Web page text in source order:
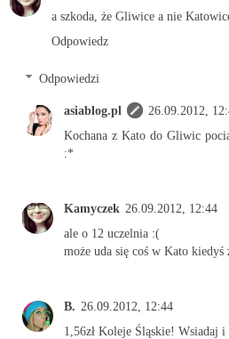
a szkoda, że Gliwice a nie
Odpowiedz
Odpowiedzi
asiablog.pl
26.09.2012,
Kochana z Kato do Gliwic
:*
Kamyczek 26.09.2012, 12:44
ale o 12 uczelnia :(
może uda się coś w Kato kiedyś
B. 26.09.2012, 12:44
1,56zł Koleje Śląskie! Wsiadaj